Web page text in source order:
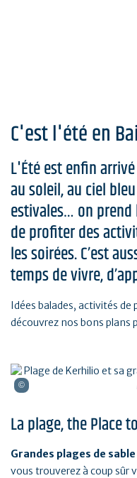
C'est l'été en
L'Été est enfin
au soleil, au ciel
estivales… on
de profiter des
les soirées. C’est
temps de vivre,
Idées balades, activités de
découvrez nos bons plans
La plage, the Place
Grandes plages de
vous trouverez à coup sûr